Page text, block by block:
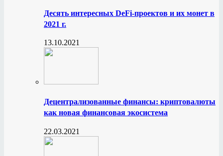
Десять интересных DeFi-проектов и их монет в
2021 г.
13.10.2021
Децентрализованные финансы: криптовалюты
как новая финансовая экосистема
22.03.2021